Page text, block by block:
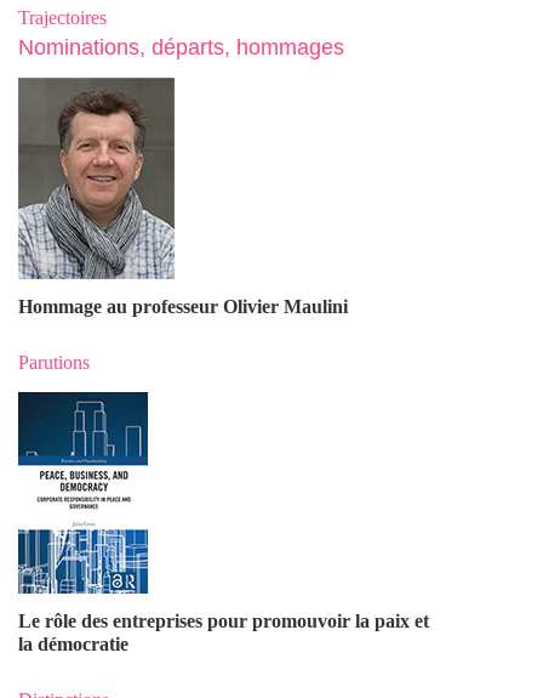
Trajectoires
Nominations, départs, hommages
Hommage au professeur Olivier Maulini
Parutions
Le rôle des entreprises pour promouvoir la paix et
la démocratie